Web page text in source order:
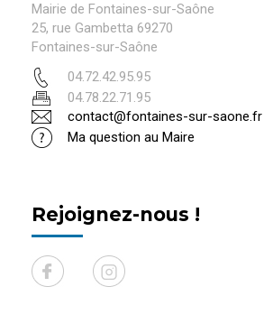
Mairie de Fontaines-sur-Saône
25, rue Gambetta 69270
Fontaines-sur-Saône
04.72.42.95.95
04.78.22.71.95
contact@fontaines-sur-saone.fr
Ma question au Maire
Rejoignez-nous !